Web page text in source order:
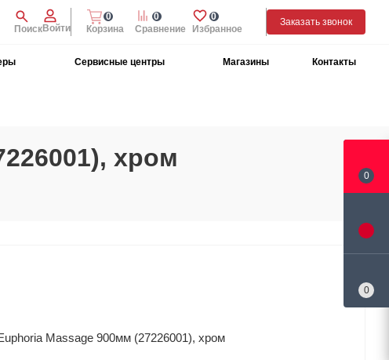
ПоискВойти Избранное
0
Сравнение
0
Корзина
0
Заказать звонок
Сервисные центры Магазины Контакты
хром
Massage 900мм (27226001), хром
0
0